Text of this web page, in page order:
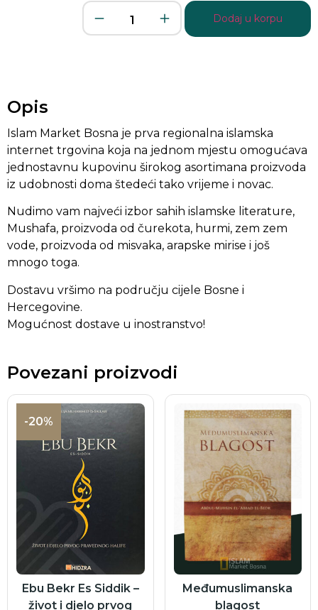
Dodaj u korpu
Opis
Islam Market Bosna je prva regionalna islamska
internet trgovina koja na jednom mjestu omogućava
jednostavnu kupovinu širokog asortimana proizvoda
iz udobnosti doma štedeći tako vrijeme i novac.
Nudimo vam najveći izbor sahih islamske literature,
Mushafa, proizvoda od čurekota, hurmi, zem zem
vode, proizvoda od misvaka, arapske mirise i još
mnogo toga.
Dostavu vršimo na području cijele Bosne i
Hercegovine.
Mogućnost dostave u inostranstvo!
Povezani proizvodi
-20%
Ebu Bekr Es Siddik –
život i djelo prvog
Međumuslimanska
blagost